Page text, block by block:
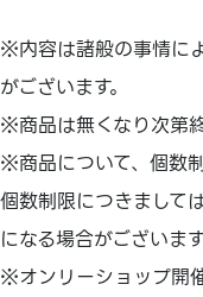
※内容は諸般の事情に
がございます。
※商品は無くなり次第
※商品について、個数
個数制限につきまして
になる場合がございま
※オンリーショップ開